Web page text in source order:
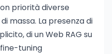
priorità diverse
massa. La presenza di
di un Web RAG su
tuning